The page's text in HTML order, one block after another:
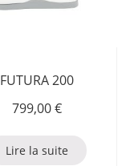
FUTURA 200
799,00€
Lire la suite